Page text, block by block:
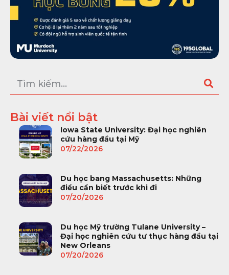
Bài viết nổi bật
Iowa State University: Đại học nghiên
cứu hàng đầu tại Mỹ
07/22/2026
Du học bang Massachusetts: Những
điều cần biết trước khi đi
07/20/2026
Du học Mỹ trường Tulane University –
Đại học nghiên cứu tư thục hàng đầu tại
New Orleans
07/20/2026